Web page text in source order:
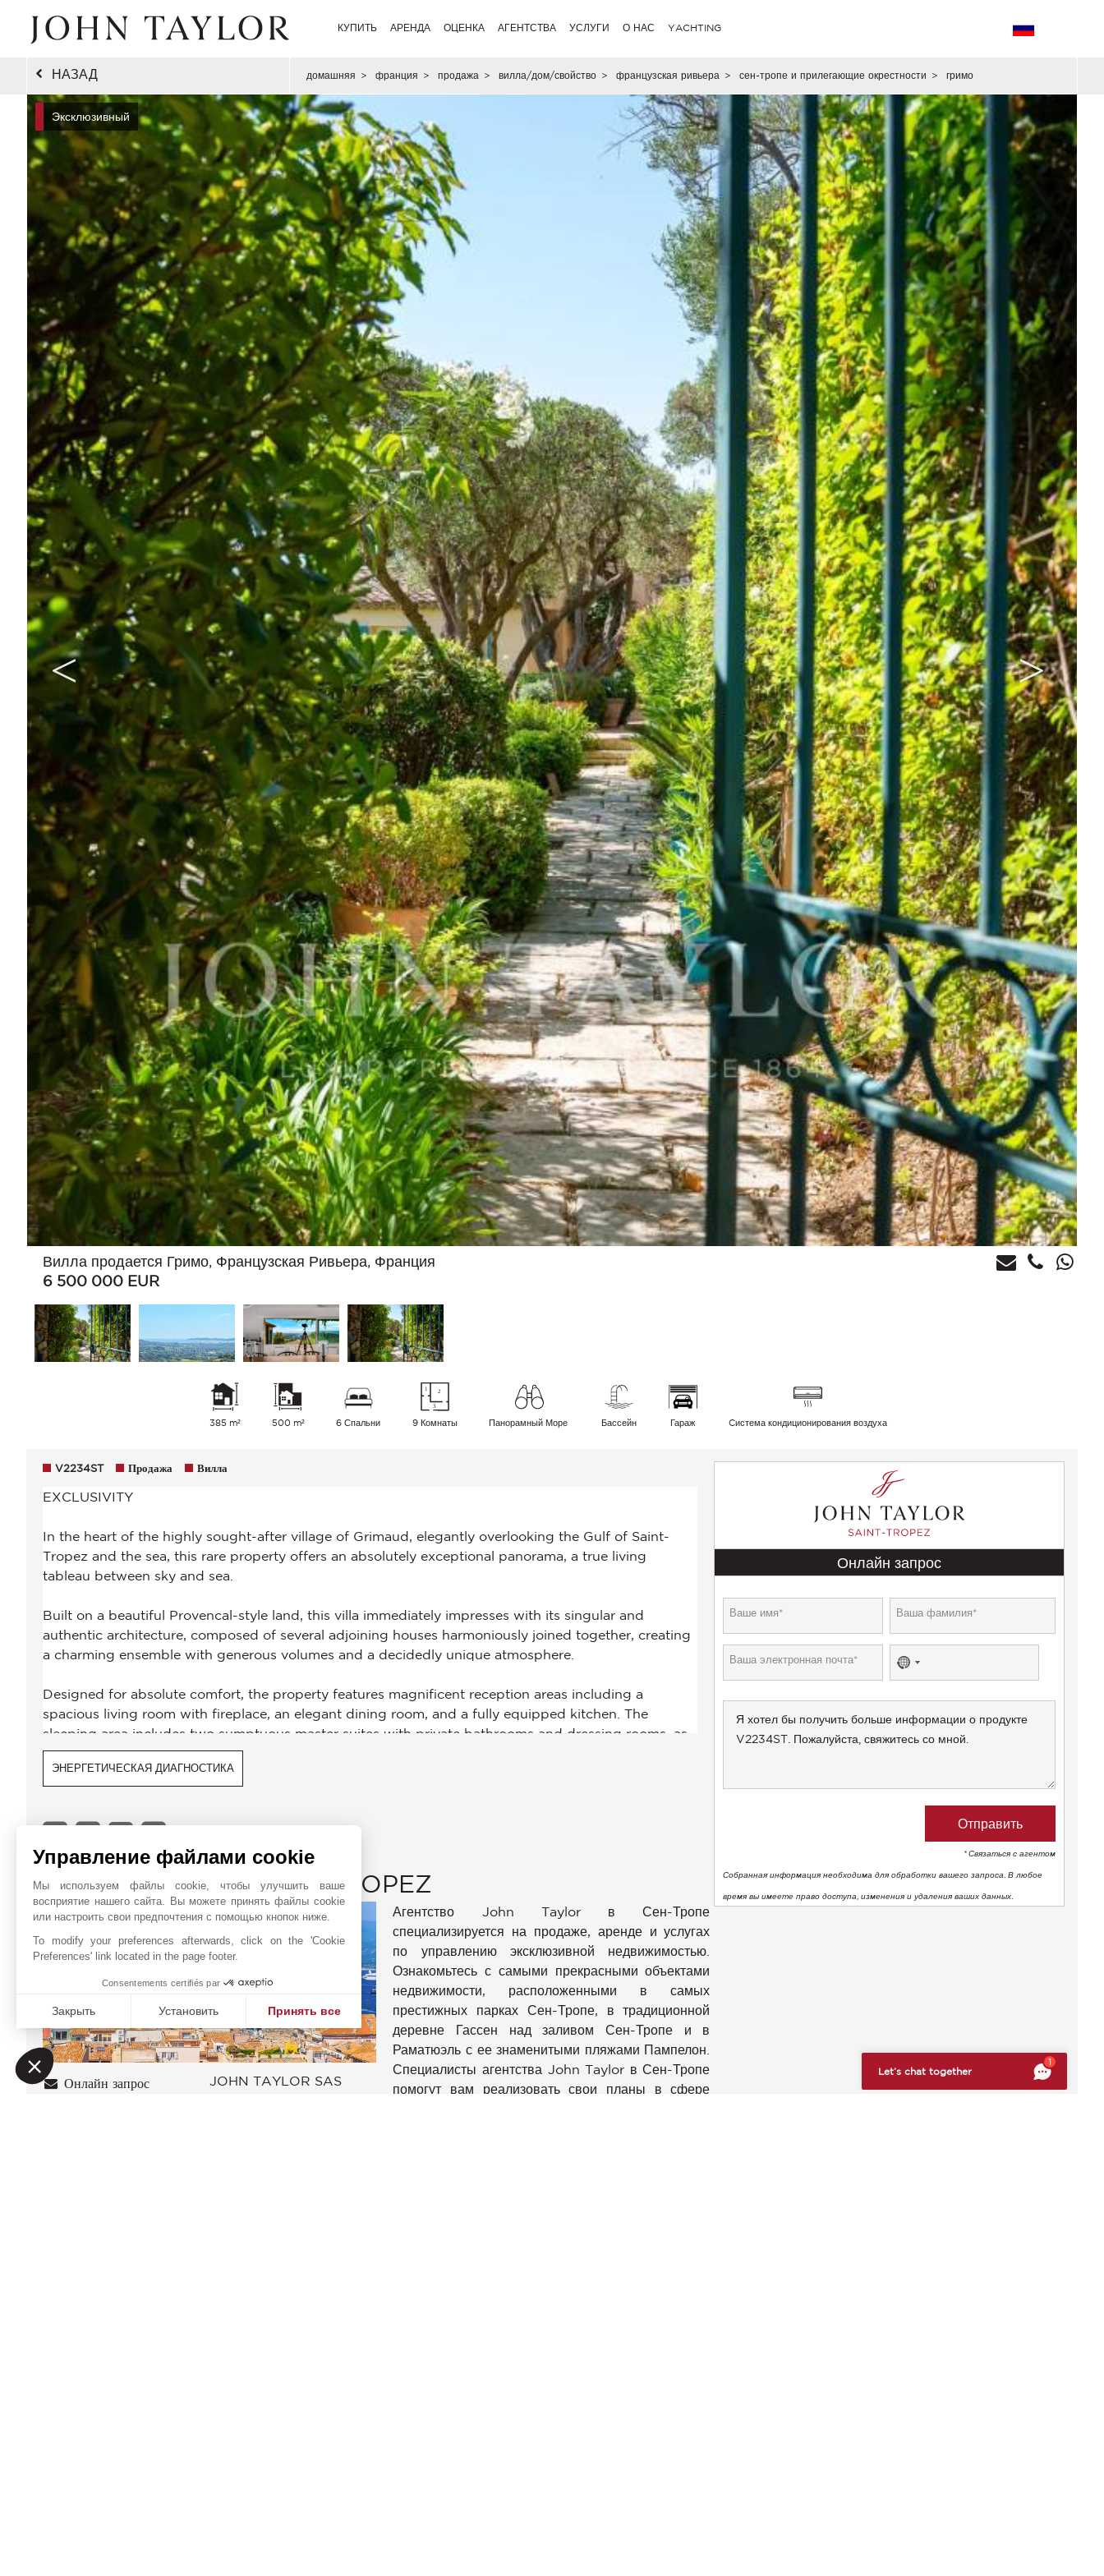
КУПИТЬ АРЕНДА ОЦЕНКА АГЕНТСТВА УСЛУГИ О НАС YACHTING
НАЗАД домашняя > франция > продажа > вилла/дом/свойство > французская ривьера > сен-тропе и прилегающие окрестности > гримо
Эксклюзивный
Вилла продается Гримо, Французская Ривьера, Франция
6 500 000 EUR
385 m² 500 m² 6 Спальни 9 Комнаты Панорамный Море Бассейн Гараж Cистема кондиционирования воздуха
V2234ST Продажа Вилла
ЭНЕРГЕТИЧЕСКАЯ ДИАГНОСТИКА
JOHN TAYLOR SAINT-TROPEZ
Онлайн запрос
JOHN TAYLOR SAS
Агентство John Taylor в Сен-Тропе
специализируется на продаже, аренде и услугах
по управлению эксклюзивной недвижимостью.
Ознакомьтесь с самыми прекрасными объектами
недвижимости, расположенными в самых
престижных парках Сен-Тропе, в традиционной
деревне Гассен над заливом Сен-Тропе и в
Раматюэль с ее знаменитыми пляжами Пампелон.
Специалисты агентства John Taylor в Сен-Тропе
помогут вам реализовать свои планы в сфере
Онлайн запрос
No
country
selected
* Связаться с агентом
Собранная информация необходима для обработки вашего запроса. В любое
время вы имеете право доступа, изменения и удаления ваших данных.
Let’s chat together
1
Управление файлами cookie
Мы используем файлы cookie, чтобы улучшить ваше
восприятие нашего сайта. Вы можете принять файлы cookie
или настроить свои предпочтения с помощью кнопок ниже.
To modify your preferences afterwards, click on the 'Cookie
Preferences' link located in the page footer.
Consentements certifiés par
Закрыть Установить Принять все
Axeptio consent
Платформа управления согласием: настройте свои параметры
Наша платформа позволяет вам настраивать параметры конфиденциальности и управлять ими, обеспечивая соответствие нормативным требованиям. Настройте свои